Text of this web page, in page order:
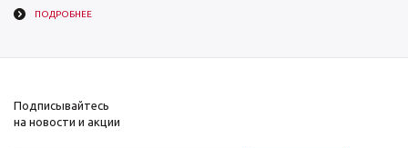
ПОДРОБНЕЕ
Подписывайтесь
на новости и акции